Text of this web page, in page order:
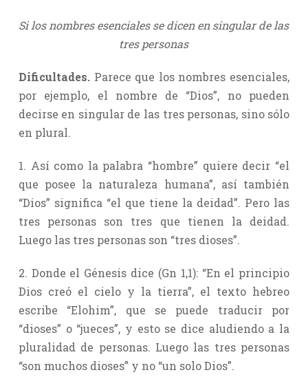
Si los nombres esenciales se dicen en singular de las
tres personas
Dificultades.Parece que los nombres esenciales,
por ejemplo, el nombre de “Dios”, no pueden
decirse en singular de las tres personas, sino sólo
en plural.
1. Así como la palabra “hombre” quiere decir “el
que posee la naturaleza humana”, así también
“Dios” significa “el que tiene la deidad”. Pero las
tres personas son tres que tienen la deidad.
Luego las tres personas son “tres dioses”.
2. Donde el Génesis dice (Gn 1,1): “En el principio
Dios creó el cielo y la tierra”, el texto hebreo
escribe “Elohim”, que se puede traducir por
“dioses” o “jueces”, y esto se dice aludiendo a la
pluralidad de personas. Luego las tres personas
“son muchos dioses” y no “un solo Dios”.